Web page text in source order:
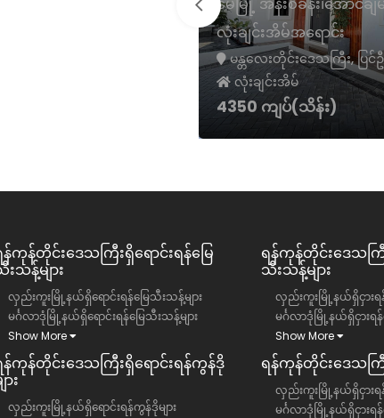
လုံးချင်းအိမ်အရောင်း
မန္တလေးတိုင်းဒေသကြီး, ပြ
လုံးချင်းအိမ်
4350 ကျပ်(သိန်း)
န်ကုန်တိုင်းဒေသကြီး​ရှိရောင်းရန်မြေ
သန့်များ
လှည်းကူးမြို့နယ်ရှိရောင်းရန်မြေသီးသန့်များ
မင်္ဂလာဒုံမြို့နယ်ရှိရောင်းရန်မြေသီးသန့်များ
Show More
န်ကုန်တိုင်းဒေသကြီး​ရှိရောင်းရန်ကွန်ဒို
ား
လှည်းကူးမြို့နယ်ရှိရောင်းရန်ကွန်ဒိုများ
ရန်ကုန်တိုင်းဒေသကြီ
သီးသန့်များ
လှည်းကူးမြို့နယ်ရှိငှားရန်
မင်္ဂလာဒုံမြို့နယ်ရှိငှားရန်
Show More
ရန်ကုန်တိုင်းဒေသကြီ
လှည်းကူးမြို့နယ်ရှိငှားရ
မင်္ဂလာဒုံမြို့နယ်ရှိငှားရန်